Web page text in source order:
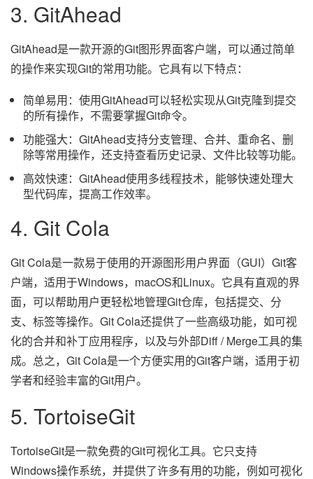
3. GitAhead
GitAhead是一款开源的Git图形界面客户端，可以通过简单
的操作来实现Git的常用功能。它具有以下特点：
简单易用：使用GitAhead可以轻松实现从Git克隆到提交
的所有操作，不需要掌握Git命令。
功能强大：GitAhead支持分支管理、合并、重命名、删
除等常用操作，还支持查看历史记录、文件比较等功能。
高效快速：GitAhead使用多线程技术，能够快速处理大
型代码库，提高工作效率。
4. Git Cola
Git Cola是一款易于使用的开源图形用户界面（GUI）Git客
户端，适用于Windows，macOS和Linux。它具有直观的界
面，可以帮助用户更轻松地管理Git仓库，包括提交、分
支、标签等操作。Git Cola还提供了一些高级功能，如可视
化的合并和补丁应用程序，以及与外部Diff / Merge工具的集
成。总之，Git Cola是一个方便实用的Git客户端，适用于初
学者和经验丰富的Git用户。
5. TortoiseGit
TortoiseGit是一款免费的Git可视化工具。它只支持
Windows操作系统，并提供了许多有用的功能，例如可视化